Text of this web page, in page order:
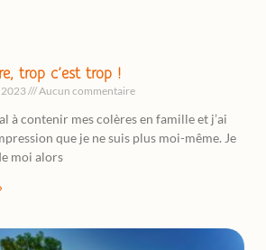
trop c’est trop !
2023 Aucun commentaire
à contenir mes colères en famille et j’ai
que je ne suis plus moi-même. Je
moi alors